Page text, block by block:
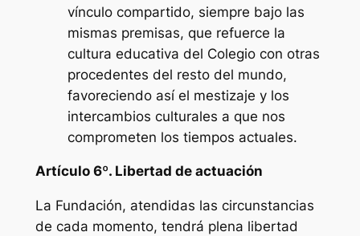
vínculo compartido, siempre bajo las
mismas premisas, que refuerce la
cultura educativa del Colegio con otras
procedentes del resto del mundo,
favoreciendo así el mestizaje y los
intercambios culturales a que nos
comprometen los tiempos actuales.
Artículo 6º. Libertad de actuación
La Fundación, atendidas las circunstancias
de cada momento, tendrá plena libertad